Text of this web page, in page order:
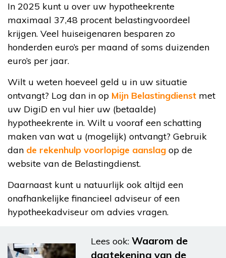
In 2025 kunt u over uw hypotheekrente
maximaal 37,48 procent belastingvoordeel
krijgen. Veel huiseigenaren besparen zo
honderden euro’s per maand of soms duizenden
euro’s per jaar.
Wilt u weten hoeveel geld u in uw situatie
ontvangt? Log dan in op Mijn Belastingdienst met
uw DigiD en vul hier uw (betaalde)
hypotheekrente in. Wilt u vooraf een schatting
maken van wat u (mogelijk) ontvangt? Gebruik
dan de rekenhulp voorlopige aanslag op de
website van de Belastingdienst.
Daarnaast kunt u natuurlijk ook altijd een
onafhankelijke financieel adviseur of een
hypotheekadviseur om advies vragen.
Lees ook: Waarom de
dagtekening van de